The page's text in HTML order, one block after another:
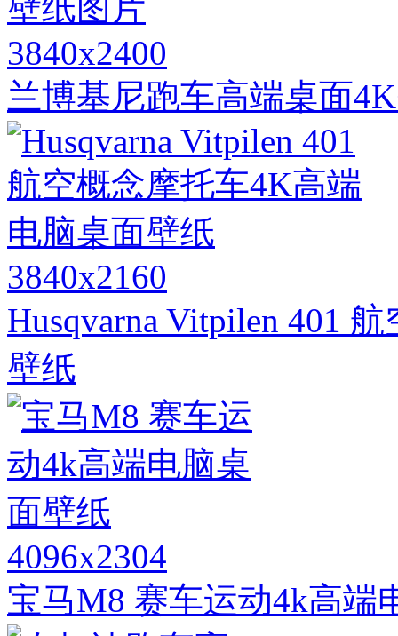
3840x2400
兰博基尼跑车高端桌面
3840x2160
Husqvarna Vitpilen 401
壁纸
4096x2304
宝马M8 赛车运动4k高端